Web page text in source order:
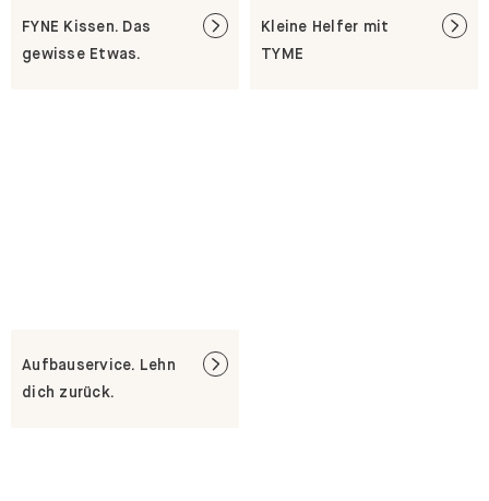
FYNE Kissen. Das
gewisse Etwas.
Kleine Helfer mit
TYME
Aufbauservice. Lehn
dich zurück.